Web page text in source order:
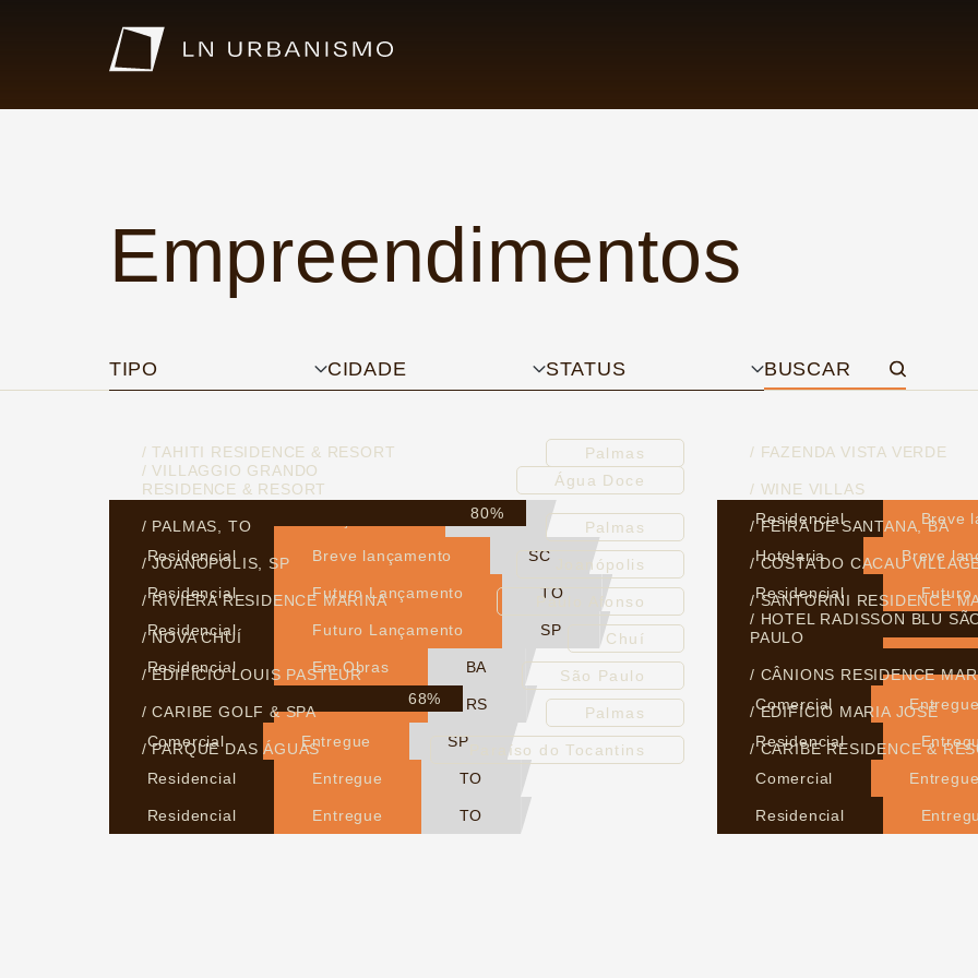
Empreendimentos
TIPO CIDADE STATUS BUSCAR
80%
/ TAHITI RESIDENCE & RESORT Palmas
Residencial TO
/ FAZENDA VISTA VERDE
Residencial Breve
/ VILLAGGIO GRANDO
RESIDENCE & RESORT
Água Doce
Residencial Breve lançamento SC
/ WINE VILLAS
Hotelaria Breve
/ PALMAS, TO Palmas
Residencial Futuro Lançamento TO
/ FEIRA DE SANTANA, BA
Residencial Futuro
/ JOANÓPOLIS, SP Joanópolis
Residencial Futuro Lançamento SP
/ COSTA DO CACAU
Residencial Em
/ RIVIERA RESIDENCE MARINA Paulo Afonso
Residencial Em Obras BA
/ SANTORINI RESIDENCE
Residencial Em
68%
/ NOVA CHUÍ Chuí
Residencial RS
/ HOTEL RADISSON BLU
PAULO
Comercial Entregue
/ EDIFÍCIO LOUIS PASTEUR São Paulo
Comercial Entregue SP
/ CÂNIONS RESIDENCE
Residencial
/ CARIBE GOLF & SPA Palmas
Residencial Entregue TO
/ EDIFÍCIO MARIA JOSÉ
Comercial Entregue
/ PARQUE DAS ÁGUAS Paraíso do Tocantins
Residencial Entregue TO
/ CARIBE RESIDENCE &
Residencial